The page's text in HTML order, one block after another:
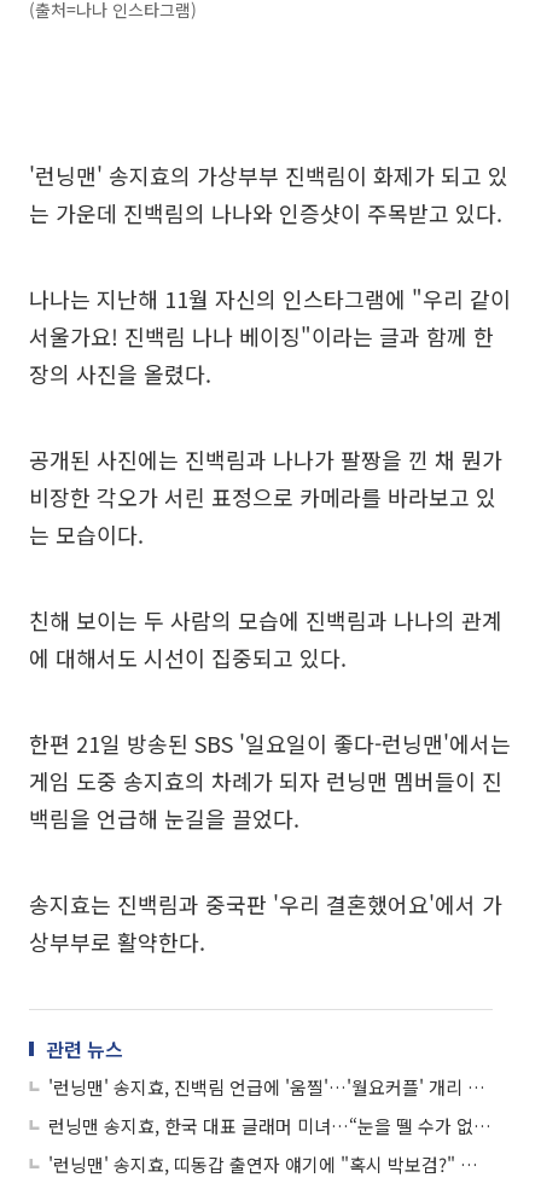
(출처=나나 인스타그램)
'런닝맨' 송지효의 가상부부 진백림이 화제가 되고 있
는 가운데 진백림의 나나와 인증샷이 주목받고 있다.
나나는 지난해 11월 자신의 인스타그램에 "우리 같이
서울가요! 진백림 나나 베이징"이라는 글과 함께 한
장의 사진을 올렸다.
공개된 사진에는 진백림과 나나가 팔짱을 낀 채 뭔가
비장한 각오가 서린 표정으로 카메라를 바라보고 있
는 모습이다.
친해 보이는 두 사람의 모습에 진백림과 나나의 관계
에 대해서도 시선이 집중되고 있다.
한편 21일 방송된 SBS '일요일이 좋다-런닝맨'에서는
게임 도중 송지효의 차례가 되자 런닝맨 멤버들이 진
백림을 언급해 눈길을 끌었다.
송지효는 진백림과 중국판 '우리 결혼했어요'에서 가
상부부로 활약한다.
관련 뉴스
'런닝맨' 송지효, 진백림 언급에 '움찔'…'월요커플' 개리 반응은?
런닝맨 송지효, 한국 대표 글래머 미녀…“눈을 뗄 수가 없네”
'런닝맨' 송지효, 띠동갑 출연자 얘기에 "혹시 박보검?" 반색